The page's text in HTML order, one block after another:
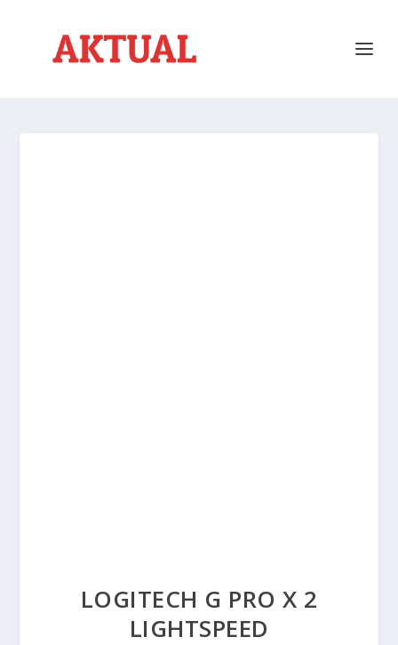
LOGITECH G PRO X 2
LIGHTSPEED